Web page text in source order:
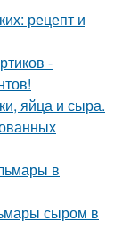
рецепт и
-
яйца и сыра.
в
сыром в